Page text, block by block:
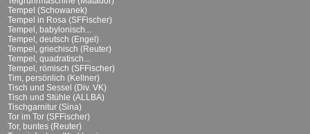
Tempel (Schowanek)
Tempel in Rosa (SFFischer)
Tempel, babylonisch...
Tempel, deutsch (Engel)
Tempel, griechisch (Reuter)
Tempel, quadratisch...
Tempel, römisch (SFFischer)
Tim, persönlich (Kellner)
Tisch und Sessel (Div. VK)
Tisch und Stühle (ALLBA)
Tischgarnitur (Sina)
Tor im Tor (SFFischer)
Tor, buntes (Reuter)